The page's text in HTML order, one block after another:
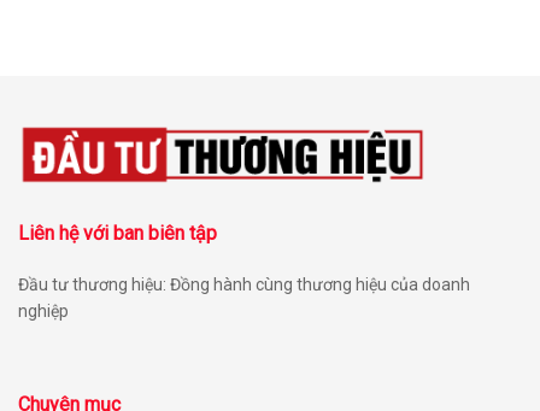
Liên hệ với ban biên tập
Đầu tư thương hiệu: Đồng hành cùng thương hiệu của doanh
nghiệp
Chuyên mục